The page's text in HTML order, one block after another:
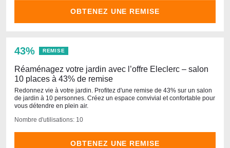
OBTENEZ UNE REMISE
43% REMISE
Réaménagez votre jardin avec l’offre Eleclerc – salon
10 places à 43% de remise
Redonnez vie à votre jardin. Profitez d'une remise de 43% sur un salon
de jardin à 10 personnes. Créez un espace convivial et confortable pour
vous détendre en plein air.
Nombre d'utilisations: 10
OBTENEZ UNE REMISE